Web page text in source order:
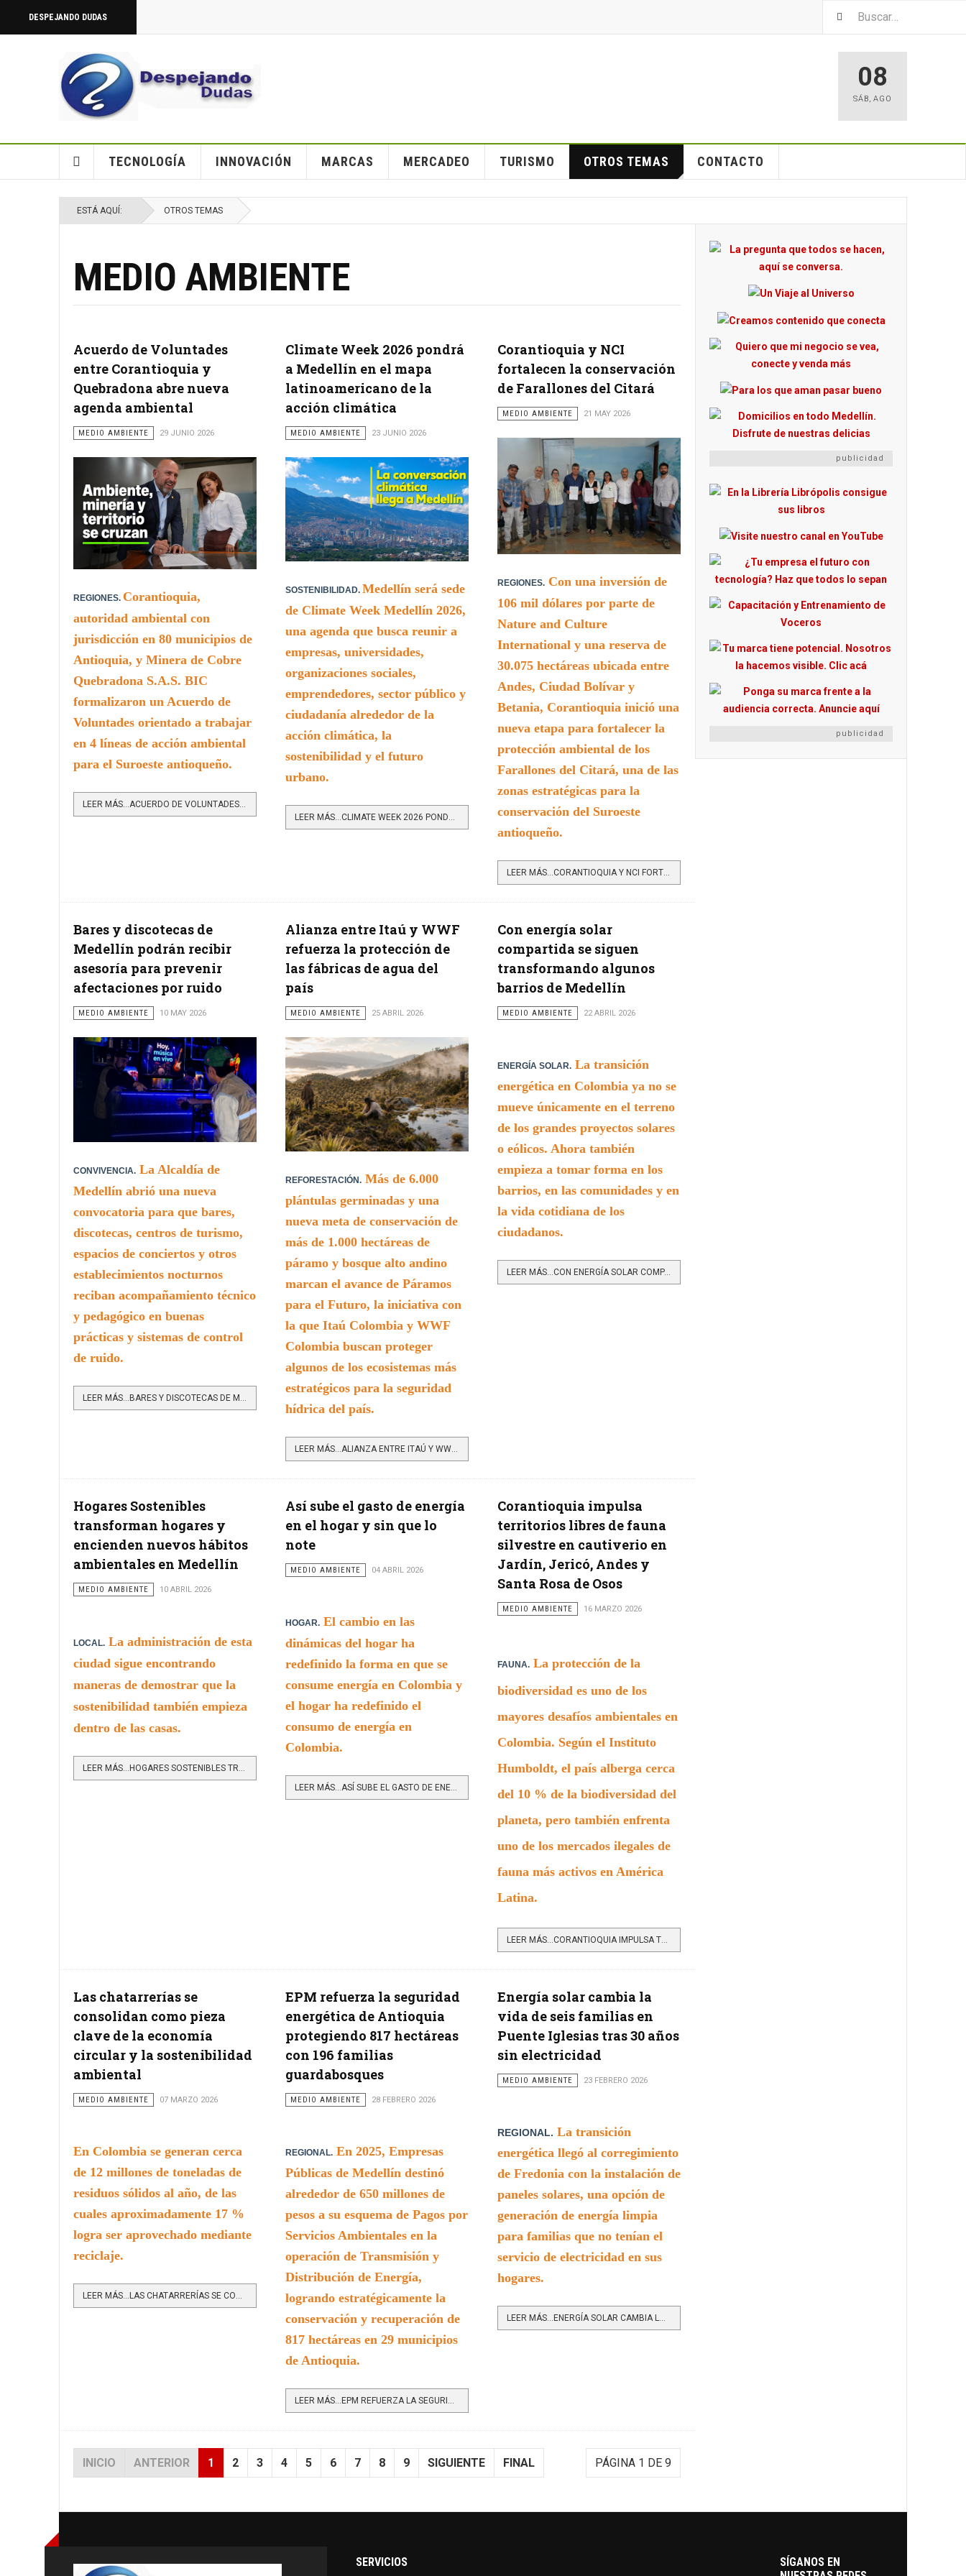
DESPEJANDO DUDAS
08
SÁB, AGO
TECNOLOGÍA INNOVACIÓN MARCAS MERCADEO TURISMO OTROS TEMAS CONTACTO
ESTÁ AQUÍ: OTROS TEMAS
MEDIO AMBIENTE
Acuerdo de Voluntades
entre Corantioquia y
Quebradona abre nueva
agenda ambiental
MEDIO AMBIENTE 29 JUNIO 2026
REGIONES. Corantioquia,
autoridad ambiental con
jurisdicción en 80 municipios de
Antioquia, y Minera de Cobre
Quebradona S.A.S. BIC
formalizaron un Acuerdo de
Voluntades orientado a trabajar
en 4 líneas de acción ambiental
para el Suroeste antioqueño.
LEER MÁS…ACUERDO DE VOLUNTADES ENTRE CORANTIOQUIA Y QUEBRADONA ABRE NUEVA AGENDA AMBIENTAL
Climate Week 2026 pondrá
a Medellín en el mapa
latinoamericano de la
acción climática
MEDIO AMBIENTE 23 JUNIO 2026
SOSTENIBILIDAD. Medellín será sede
de Climate Week Medellín 2026,
una agenda que busca reunir a
empresas, universidades,
organizaciones sociales,
emprendedores, sector público y
ciudadanía alrededor de la
acción climática, la
sostenibilidad y el futuro
urbano.
Corantioquia y NCI
fortalecen la conservación
de Farallones del Citará
MEDIO AMBIENTE 21 MAY 2026
REGIONES. Con una inversión de
106 mil dólares por parte de
Nature and Culture
International y una reserva de
30.075 hectáreas ubicada entre
Andes, Ciudad Bolívar y
Betania, Corantioquia inició una
nueva etapa para fortalecer la
protección ambiental de los
Farallones del Citará, una de las
zonas estratégicas para la
conservación del Suroeste
antioqueño.
LEER MÁS…CORANTIOQUIA Y NCI FORTALECEN LA CONSERVACIÓN DE FARALLONES DEL CITARÁ
Bares y discotecas de
Medellín podrán recibir
asesoría para prevenir
afectaciones por ruido
MEDIO AMBIENTE 10 MAY 2026
CONVIVENCIA. La Alcaldía de
Medellín abrió una nueva
convocatoria para que bares,
discotecas, centros de turismo,
espacios de conciertos y otros
establecimientos nocturnos
reciban acompañamiento técnico
y pedagógico en buenas
prácticas y sistemas de control
de ruido.
LEER MÁS…BARES Y DISCOTECAS DE MEDELLÍN PODRÁN RECIBIR ASESORÍA PARA PREVENIR AFECTACIONES POR RUIDO
Alianza entre Itaú y WWF
refuerza la protección de
las fábricas de agua del
país
MEDIO AMBIENTE 25 ABRIL 2026
REFORESTACIÓN. Más de 6.000
plántulas germinadas y una
nueva meta de conservación de
más de 1.000 hectáreas de
páramo y bosque alto andino
marcan el avance de Páramos
para el Futuro, la iniciativa con
la que Itaú Colombia y WWF
Colombia buscan proteger
algunos de los ecosistemas más
estratégicos para la seguridad
hídrica del país.
LEER MÁS…ALIANZA ENTRE ITAÚ Y WWF REFUERZA LA PROTECCIÓN DE LAS FÁBRICAS DE AGUA DEL PAÍS
Con energía solar
compartida se siguen
transformando algunos
barrios de Medellín
MEDIO AMBIENTE 22 ABRIL 2026
ENERGÍA SOLAR. La transición
energética en Colombia ya no se
mueve únicamente en el terreno
de los grandes proyectos solares
o eólicos. Ahora también
empieza a tomar forma en los
barrios, en las comunidades y en
la vida cotidiana de los
ciudadanos.
LEER MÁS…CON ENERGÍA SOLAR COMPARTIDA SE SIGUEN TRANSFORMANDO ALGUNOS BARRIOS DE MEDELLÍN
Hogares Sostenibles
transforman hogares y
encienden nuevos hábitos
ambientales en Medellín
MEDIO AMBIENTE 10 ABRIL 2026
LOCAL. La administración de esta
ciudad sigue encontrando
maneras de demostrar que la
sostenibilidad también empieza
dentro de las casas.
Así sube el gasto de energía
en el hogar y sin que lo
note
MEDIO AMBIENTE 04 ABRIL 2026
HOGAR.El cambio en las
dinámicas del hogar ha
redefinido la forma en que se
consume energía en Colombia y
el hogar ha redefinido el
consumo de energía en
Colombia.
LEER MÁS…ASÍ SUBE EL GASTO DE ENERGÍA EN EL HOGAR Y SIN QUE LO NOTE
Corantioquia impulsa
territorios libres de fauna
silvestre en cautiverio en
Jardín, Jericó, Andes y
Santa Rosa de Osos
MEDIO AMBIENTE 16 MARZO 2026
FAUNA.La protección de la
biodiversidad es uno de los
mayores desafíos ambientales en
Colombia. Según el Instituto
Humboldt, el país alberga cerca
del 10 % de la biodiversidad del
planeta, pero también enfrenta
uno de los mercados ilegales de
fauna más activos en América
Latina.
LEER MÁS…CORANTIOQUIA IMPULSA TERRITORIOS LIBRES DE FAUNA SILVESTRE EN CAUTIVERIO EN JARDÍN, JERICÓ, ANDES...
Las chatarrerías se
consolidan como pieza
clave de la economía
circular y la sostenibilidad
ambiental
MEDIO AMBIENTE 07 MARZO 2026
En Colombia se generan cerca
de 12 millones de toneladas de
residuos sólidos al año, de las
cuales aproximadamente 17 %
logra ser aprovechado mediante
reciclaje.
EPM refuerza la seguridad
energética de Antioquia
protegiendo 817 hectáreas
con 196 familias
guardabosques
MEDIO AMBIENTE 28 FEBRERO 2026
REGIONAL.En 2025, Empresas
Públicas de Medellín destinó
alrededor de 650 millones de
pesos a su esquema de Pagos por
Servicios Ambientales en la
operación de Transmisión y
Distribución de Energía,
logrando estratégicamente la
conservación y recuperación de
817 hectáreas en 29 municipios
de Antioquia.
Energía solar cambia la
vida de seis familias en
Puente Iglesias tras 30 años
sin electricidad
MEDIO AMBIENTE 23 FEBRERO 2026
REGIONAL. La transición
energética llegó al corregimiento
de Fredonia con la instalación de
paneles solares, una opción de
generación de energía limpia
para familias que no tenían el
servicio de electricidad en sus
hogares.
PÁGINA 1 DE 9
INICIO ANTERIOR 1 2 3 4 5 6 7 8 9 SIGUIENTE FINAL
publicidad
publicidad
SERVICIOS
SÍGANOS EN